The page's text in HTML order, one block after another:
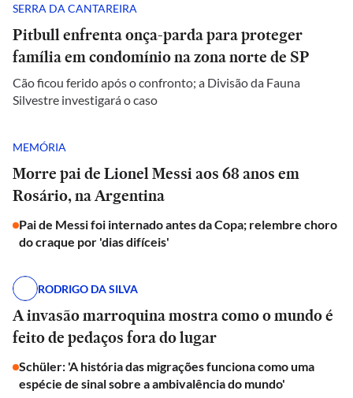
SERRA DA CANTAREIRA
Pitbull enfrenta onça-parda para proteger
família em condomínio na zona norte de SP
Cão ficou ferido após o confronto; a Divisão da Fauna
Silvestre investigará o caso
MEMÓRIA
Morre pai de Lionel Messi aos 68 anos em
Rosário, na Argentina
Pai de Messi foi internado antes da Copa; relembre choro
do craque por 'dias difíceis'
RODRIGO DA SILVA
A invasão marroquina mostra como o mundo é
feito de pedaços fora do lugar
Schüler: 'A história das migrações funciona como uma
espécie de sinal sobre a ambivalência do mundo'